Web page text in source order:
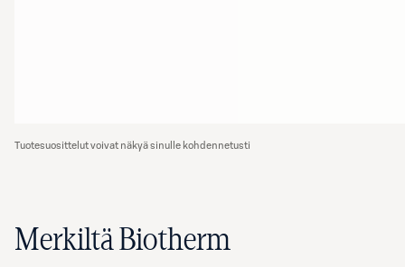
Tuotesuosittelut voivat näkyä sinulle kohdennetusti
Merkiltä Biotherm